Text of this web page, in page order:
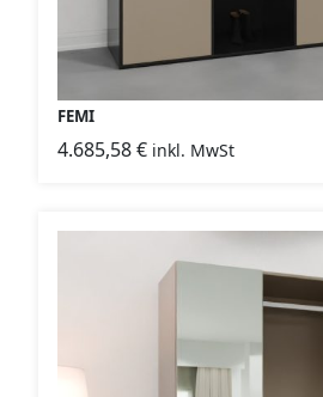
FEMI
4.685,58€ inkl. MwSt